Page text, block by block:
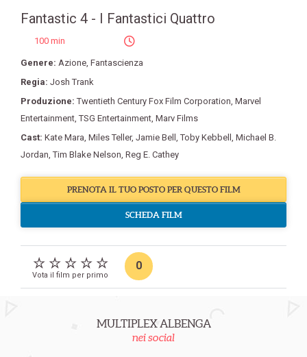
Fantastic 4 - I Fantastici Quattro
100 min
Genere: Azione, Fantascienza
Regia: Josh Trank
Produzione:Twentieth Century Fox Film Corporation, Marvel
Entertainment,TSG Entertainment, Marv Films
Cast: Kate Mara, Miles Teller, Jamie Bell ,Toby Kebbell , Michael B.
Jordan,Tim Blake Nelson, Reg E. Cathey
PRENOTA IL TUO POSTO PER QUESTO FILM
SCHEDA FILM
Vota il film per primo
0
MULTIPLEX ALBENGA
nei social